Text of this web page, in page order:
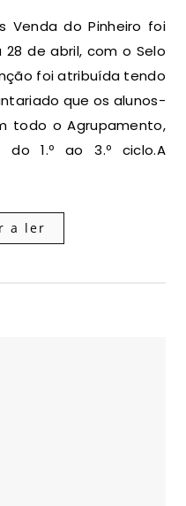
de abril, com o Selo
foi atribuída tendo
que os alunos-
todo o Agrupamento,
do 1.º ao 3.º ciclo.A
a ler